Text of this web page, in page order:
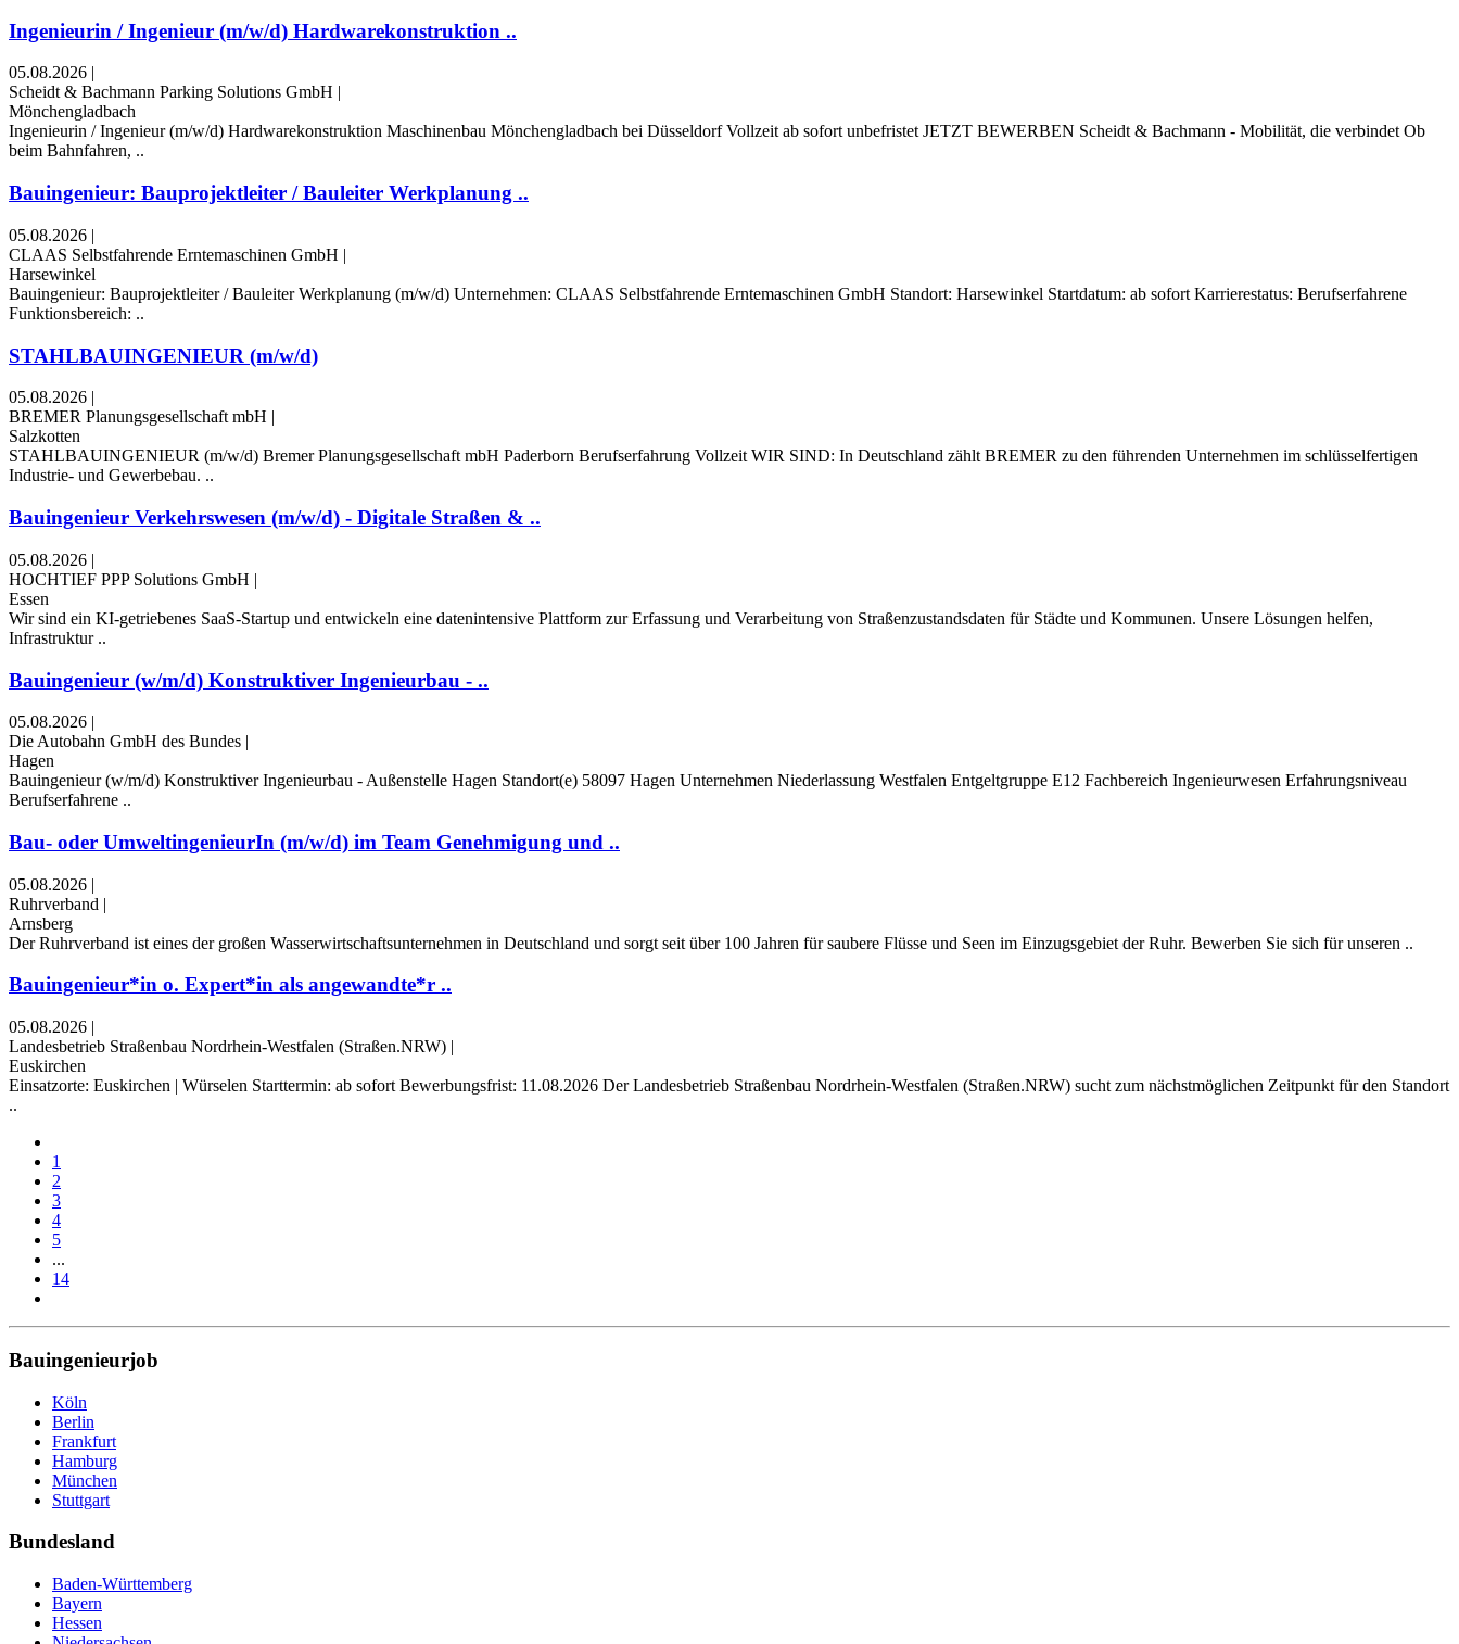
Ingenieurin / Ingenieur (m/w/d) Hardwarekonstruktion ..
05.08.2026
Scheidt & Bachmann Parking Solutions GmbH
Mönchengladbach
Ingenieurin / Ingenieur (m/w/d) Hardwarekonstruktion Maschinenbau Mönchengladbach bei Düsseldorf Vollzeit ab sofort unbefristet JETZT BEWERBEN Scheidt & Bachmann - Mobilität, die verbindet Ob
beim Bahnfahren, ..
Bauingenieur: Bauprojektleiter / Bauleiter Werkplanung ..
05.08.2026 |
CLAAS Selbstfahrende Erntemaschinen GmbH |
Harsewinkel
Bauingenieur: Bauprojektleiter / Bauleiter Werkplanung (m/w/d) Unternehmen: CLAAS Selbstfahrende Erntemaschinen GmbH Standort: Harsewinkel Startdatum: ab sofort Karrierestatus: Berufserfahrene
Funktionsbereich: ..
STAHLBAUINGENIEUR (m/w/d)
05.08.2026 |
BREMER Planungsgesellschaft mbH |
Salzkotten
STAHLBAUINGENIEUR (m/w/d) Bremer Planungsgesellschaft mbH Paderborn Berufserfahrung Vollzeit WIR SIND: In Deutschland zählt BREMER zu den führenden Unternehmen im schlüsselfertigen
Industrie- und Gewerbebau. ..
Bauingenieur Verkehrswesen (m/w/d) - Digitale Straßen & ..
05.08.2026 |
HOCHTIEF PPP Solutions GmbH |
Essen
Wir sind ein KI-getriebenes SaaS-Startup und entwickeln eine datenintensive Plattform zur Erfassung und Verarbeitung von Straßenzustandsdaten für Städte und Kommunen. Unsere Lösungen helfen,
Infrastruktur ..
Bauingenieur (w/m/d) Konstruktiver Ingenieurbau - ..
05.08.2026 |
Die Autobahn GmbH des Bundes |
Hagen
Bauingenieur (w/m/d) Konstruktiver Ingenieurbau - Außenstelle Hagen Standort(e) 58097 Hagen Unternehmen Niederlassung Westfalen Entgeltgruppe E12 Fachbereich Ingenieurwesen Erfahrungsniveau
Berufserfahrene ..
Bau- oder UmweltingenieurIn (m/w/d) im Team Genehmigung und ..
05.08.2026 |
Ruhrverband |
Arnsberg
Der Ruhrverband ist eines der großen Wasserwirtschaftsunternehmen in Deutschland und sorgt seit über 100 Jahren für saubere Flüsse und Seen im Einzugsgebiet der Ruhr. Bewerben Sie sich für unseren ..
Bauingenieur*in o. Expert*in als angewandte*r ..
05.08.2026 |
Landesbetrieb Straßenbau Nordrhein-Westfalen (Straßen.NRW) |
Euskirchen
Einsatzorte: Euskirchen | Würselen Starttermin: ab sofort Bewerbungsfrist: 11.08.2026 Der Landesbetrieb Straßenbau Nordrhein-Westfalen (Straßen.NRW) sucht zum nächstmöglichen Zeitpunkt für den Standort
..
1
2
3
4
5
...
14
Bauingenieurjob
Köln
Berlin
Frankfurt
Hamburg
München
Stuttgart
Bundesland
Baden-Württemberg
Bayern
Hessen